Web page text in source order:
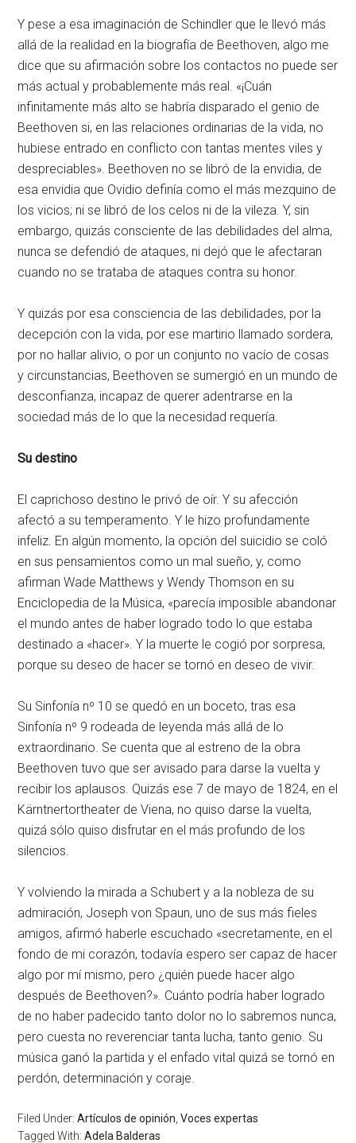
Y pese a esa imaginación de Schindler que le llevó más
allá de la realidad en la biografía de Beethoven, algo me
dice que su afirmación sobre los contactos no puede ser
más actual y probablemente más real. «¡Cuán
infinitamente más alto se habría disparado el genio de
Beethoven si, en las relaciones ordinarias de la vida, no
hubiese entrado en conflicto con tantas mentes viles y
despreciables». Beethoven no se libró de la envidia, de
esa envidia que Ovidio definía como el más mezquino de
los vicios; ni se libró de los celos ni de la vileza. Y, sin
embargo, quizás consciente de las debilidades del alma,
nunca se defendió de ataques, ni dejó que le afectaran
cuando no se trataba de ataques contra su honor.
Y quizás por esa consciencia de las debilidades, por la
decepción con la vida, por ese martirio llamado sordera,
por no hallar alivio, o por un conjunto no vacío de cosas
y circunstancias, Beethoven se sumergió en un mundo de
desconfianza, incapaz de querer adentrarse en la
sociedad más de lo que la necesidad requería.
Su destino
El caprichoso destino le privó de oír. Y su afección
afectó a su temperamento. Y le hizo profundamente
infeliz. En algún momento, la opción del suicidio se coló
en sus pensamientos como un mal sueño, y, como
afirman Wade Matthews y Wendy Thomson en su
Enciclopedia de la Música, «parecía imposible abandonar
el mundo antes de haber logrado todo lo que estaba
destinado a «hacer». Y la muerte le cogió por sorpresa,
porque su deseo de hacer se tornó en deseo de vivir.
Su Sinfonía nº 10 se quedó en un boceto, tras esa
Sinfonía nº 9 rodeada de leyenda más allá de lo
extraordinario. Se cuenta que al estreno de la obra
Beethoven tuvo que ser avisado para darse la vuelta y
recibir los aplausos. Quizás ese 7 de mayo de 1824, en el
Kärntnertortheater de Viena, no quiso darse la vuelta,
quizá sólo quiso disfrutar en el más profundo de los
silencios.
Y volviendo la mirada a Schubert y a la nobleza de su
admiración, Joseph von Spaun, uno de sus más fieles
amigos, afirmó haberle escuchado «secretamente, en el
fondo de mi corazón, todavía espero ser capaz de hacer
algo por mí mismo, pero ¿quién puede hacer algo
después de Beethoven?». Cuánto podría haber logrado
de no haber padecido tanto dolor no lo sabremos nunca,
pero cuesta no reverenciar tanta lucha, tanto genio. Su
música ganó la partida y el enfado vital quizá se tornó en
perdón, determinación y coraje.
Filed Under:Artículos de opinión ,Voces expertas
Tagged With:Adela Balderas